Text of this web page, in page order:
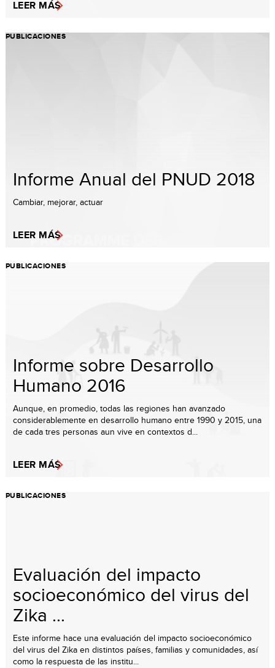
LEER MÁS
PUBLICACIONES
Informe Anual del PNUD 2018
Cambiar, mejorar, actuar
LEER MÁS
PUBLICACIONES
Informe sobre Desarrollo
Humano 2016
Aunque, en promedio, todas las regiones han avanzado
considerablemente en desarrollo humano entre 1990 y 2015, una
de cada tres personas aun vive en contextos d...
LEER MÁS
PUBLICACIONES
Evaluación del impacto
socioeconómico del virus del
Zika ...
Este informe hace una evaluación del impacto socioeconómico
del virus del Zika en distintos países, familias y comunidades, así
como la respuesta de las institu...